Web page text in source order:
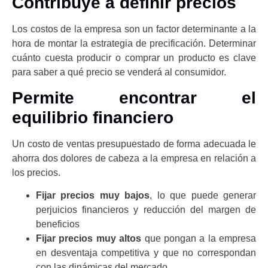
Los costos de la empresa son un factor determinante a la
hora de montar la estrategia de precificación. Determinar
cuánto cuesta producir o comprar un producto es clave
para saber a qué precio se venderá al consumidor.
Permite encontrar el
equilibrio financiero
Un costo de ventas presupuestado de forma adecuada le
ahorra dos dolores de cabeza a la empresa en relación a
los precios.
Fijar precios muy bajos, lo que puede generar
perjuicios financieros y reducción del margen de
beneficios
Fijar precios muy altos que pongan a la empresa
en desventaja competitiva y que no correspondan